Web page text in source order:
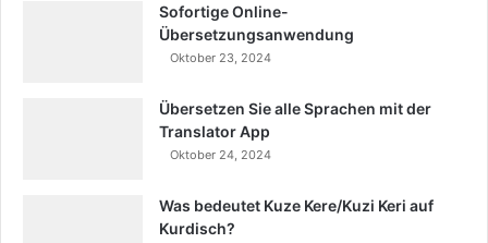
Sofortige Online-
Übersetzungsanwendung
Oktober 23, 2024
Übersetzen Sie alle Sprachen mit der
Translator App
Oktober 24, 2024
Was bedeutet Kuze Kere/Kuzi Keri auf
Kurdisch?